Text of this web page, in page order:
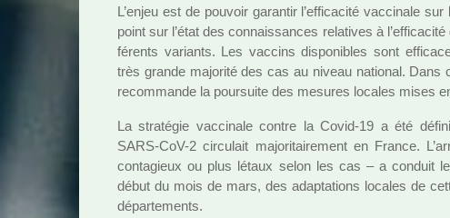
L’enjeu est de pou­voir garan­tir l’effi­ca­cité vac­ci­nale
point sur l’état des connais­san­ces rela­ti­ves à
fé­rents variants. Les vac­cins dis­po­ni­bles sont
très grande majo­rité des cas au niveau natio­nal. Dans
recom­mande la pour­suite des mesu­res loca­les mises
La stra­té­gie vac­ci­nale contre la Covid-19 a été
SARS-CoV-2 cir­cu­lait majo­ri­tai­re­ment en France.
conta­gieux ou plus létaux selon les cas – a conduit
début du mois de mars, des adap­ta­tions loca­les de
dépar­te­ments.